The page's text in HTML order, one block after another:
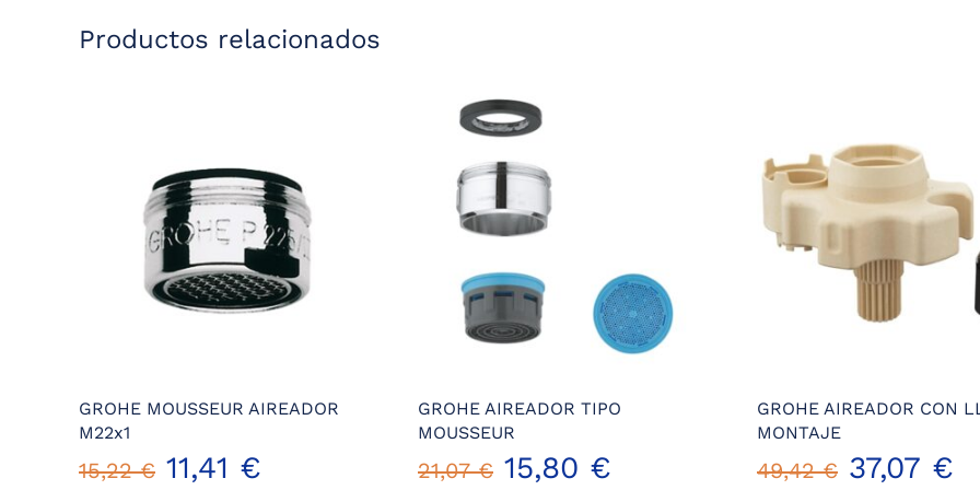
Productos relacionados
GROHE MOUSSEUR AIREADOR
M22x1
15,22€ El
11,41 €
GROHE AIREADOR TIPO
MOUSSEUR
21,07€ El
15,80 €
GROHE AIREADOR CON
MONTAJE
49,42€ El
37,07 €